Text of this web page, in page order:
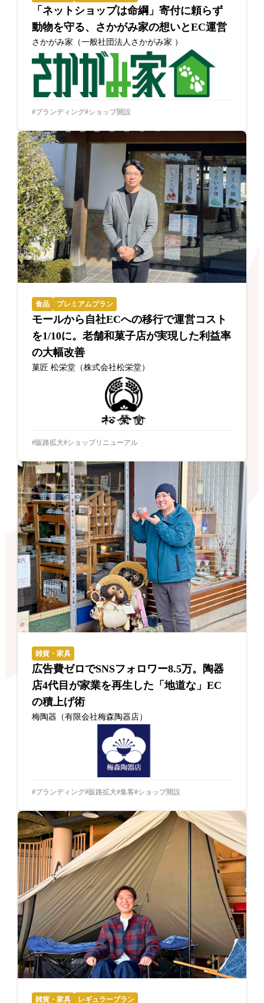
「ネットショップは命綱」寄付に頼らず
動物を守る、さかがみ家の想いとEC運営
さかがみ家（一般社団法人さかがみ家 ）
ブランディング ショップ開設
食品 プレミアムプラン
モールから自社ECへの移行で運営コスト
を1/10に。老舗和菓子店が実現した利益率
の大幅改善
菓匠 松栄堂（株式会社松栄堂）
販路拡大 ショップリニューアル
雑貨・家具
広告費ゼロでSNSフォロワー8.5万。陶器
店4代目が家業を再生した「地道な」EC
の積上げ術
梅陶器（有限会社梅森陶器店）
ブランディング 販路拡大 集客 ショップ開設
雑貨・家具 レギュラープラン